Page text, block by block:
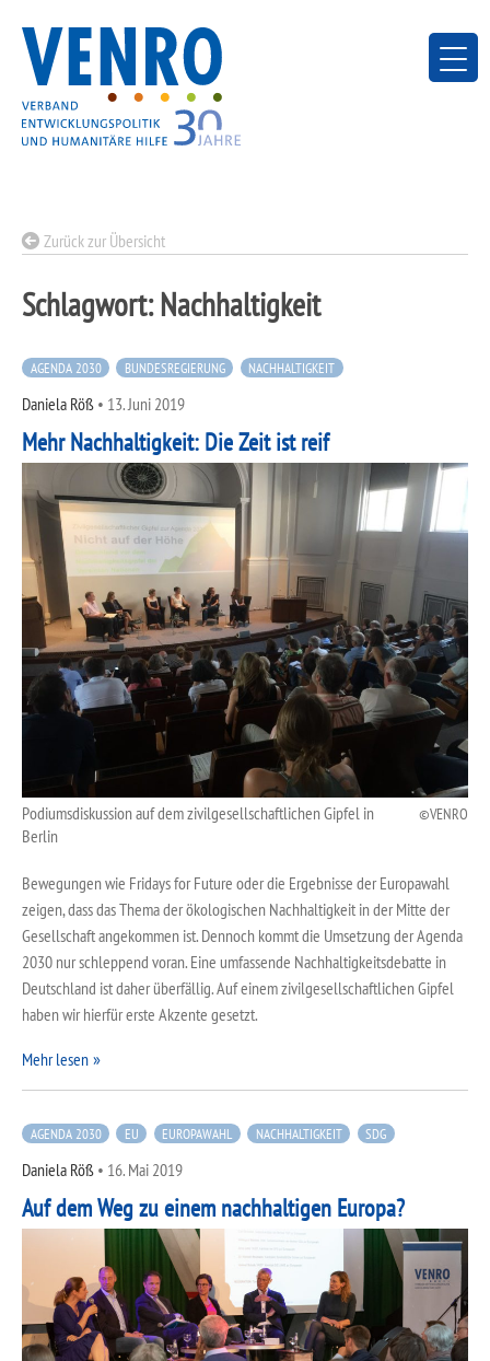
content
Zurück zur Übersicht
Schlagwort:Nachhaltigkeit
AGENDA 2030 BUNDESREGIERUNG NACHHALTIGKEIT
Daniela Röß • 13. Juni 2019
Mehr Nachhaltigkeit: Die Zeit ist reif
Podiumsdiskussion auf dem zivilgesellschaftlichen Gipfel in
Berlin
VENRO
Bewegungen wie Fridays for Future oder die Ergebnisse der Europawahl
zeigen, dass das Thema der ökologischen Nachhaltigkeit in der Mitte der
Gesellschaft angekommen ist. Dennoch kommt die Umsetzung der Agenda
2030 nur schleppend voran. Eine umfassende Nachhaltigkeitsdebatte in
Deutschland ist daher überfällig. Auf einem zivilgesellschaftlichen Gipfel
haben wir hierfür erste Akzente gesetzt.
Mehr lesen
AGENDA 2030 EU EUROPAWAHL NACHHALTIGKEIT SDG
Daniela Röß • 16. Mai 2019
Auf dem Weg zu einem nachhaltigen Europa?